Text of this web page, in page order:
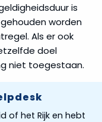
is
worden
Als er ook
doel
niet toegestaan.
of het Rijk en hebt